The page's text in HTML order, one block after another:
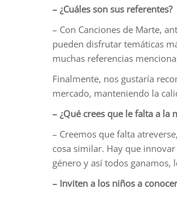
– ¿Cuáles son sus referentes?
– Con Canciones de Marte,
pueden disfrutar temáticas
muchas referencias
Finalmente, nos gustaría
mercado, manteniendo la
– ¿Qué crees que le falta a la
– Creemos que falta
cosa similar. Hay que
género y así todos ganamos,
– Inviten a los niños a